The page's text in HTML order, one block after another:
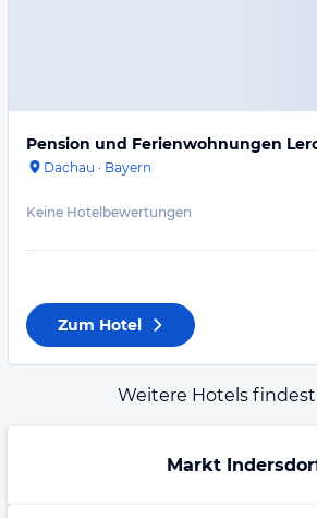
Pension und Ferienwohnungen
Dachau · Bayern
Keine Hotelbewertungen
Zum Hotel
Weitere Hotels
Markt